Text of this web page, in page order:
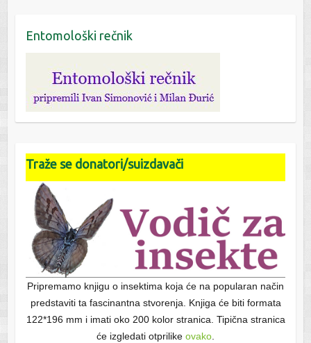
Entomološki rečnik
Traže se donatori/suizdavači
Pripremamo knjigu o insektima koja će na popularan način
predstaviti ta fascinantna stvorenja. Knjiga će biti formata
122*196 mm i imati oko 200 kolor stranica. Tipična stranica
će izgledati otprilike ovako.